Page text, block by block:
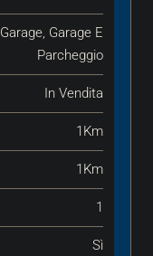
Garage, Garage E
Parcheggio
In Vendita
1Km
1Km
1
Sì